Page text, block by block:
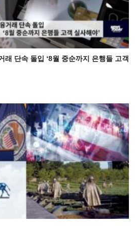
래 단속 돌입 ‘8월 중순까지 은행들 고객